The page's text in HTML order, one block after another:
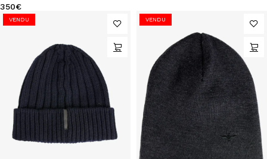
350€
VENDU VENDU